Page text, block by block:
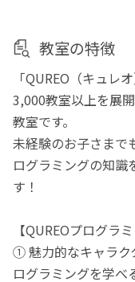
教室の特徴
「QUREO（キュレ
3,000教室以上を展
教室です。
未経験のお子さまで
ログラミングの知識
す！
【QUREOプログラ
① 魅力的なキャラク
ログラミングを学べ